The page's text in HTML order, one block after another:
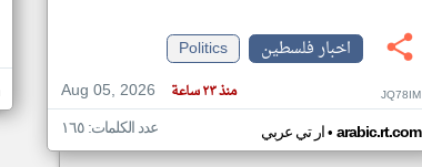
اخبار فلسطين
Politics
Aug 05, 2026
منذ ٢٣ ساعة JQ78IM
ار تي عربي• arabic.rt.com عدد الكلمات: ١٦٥